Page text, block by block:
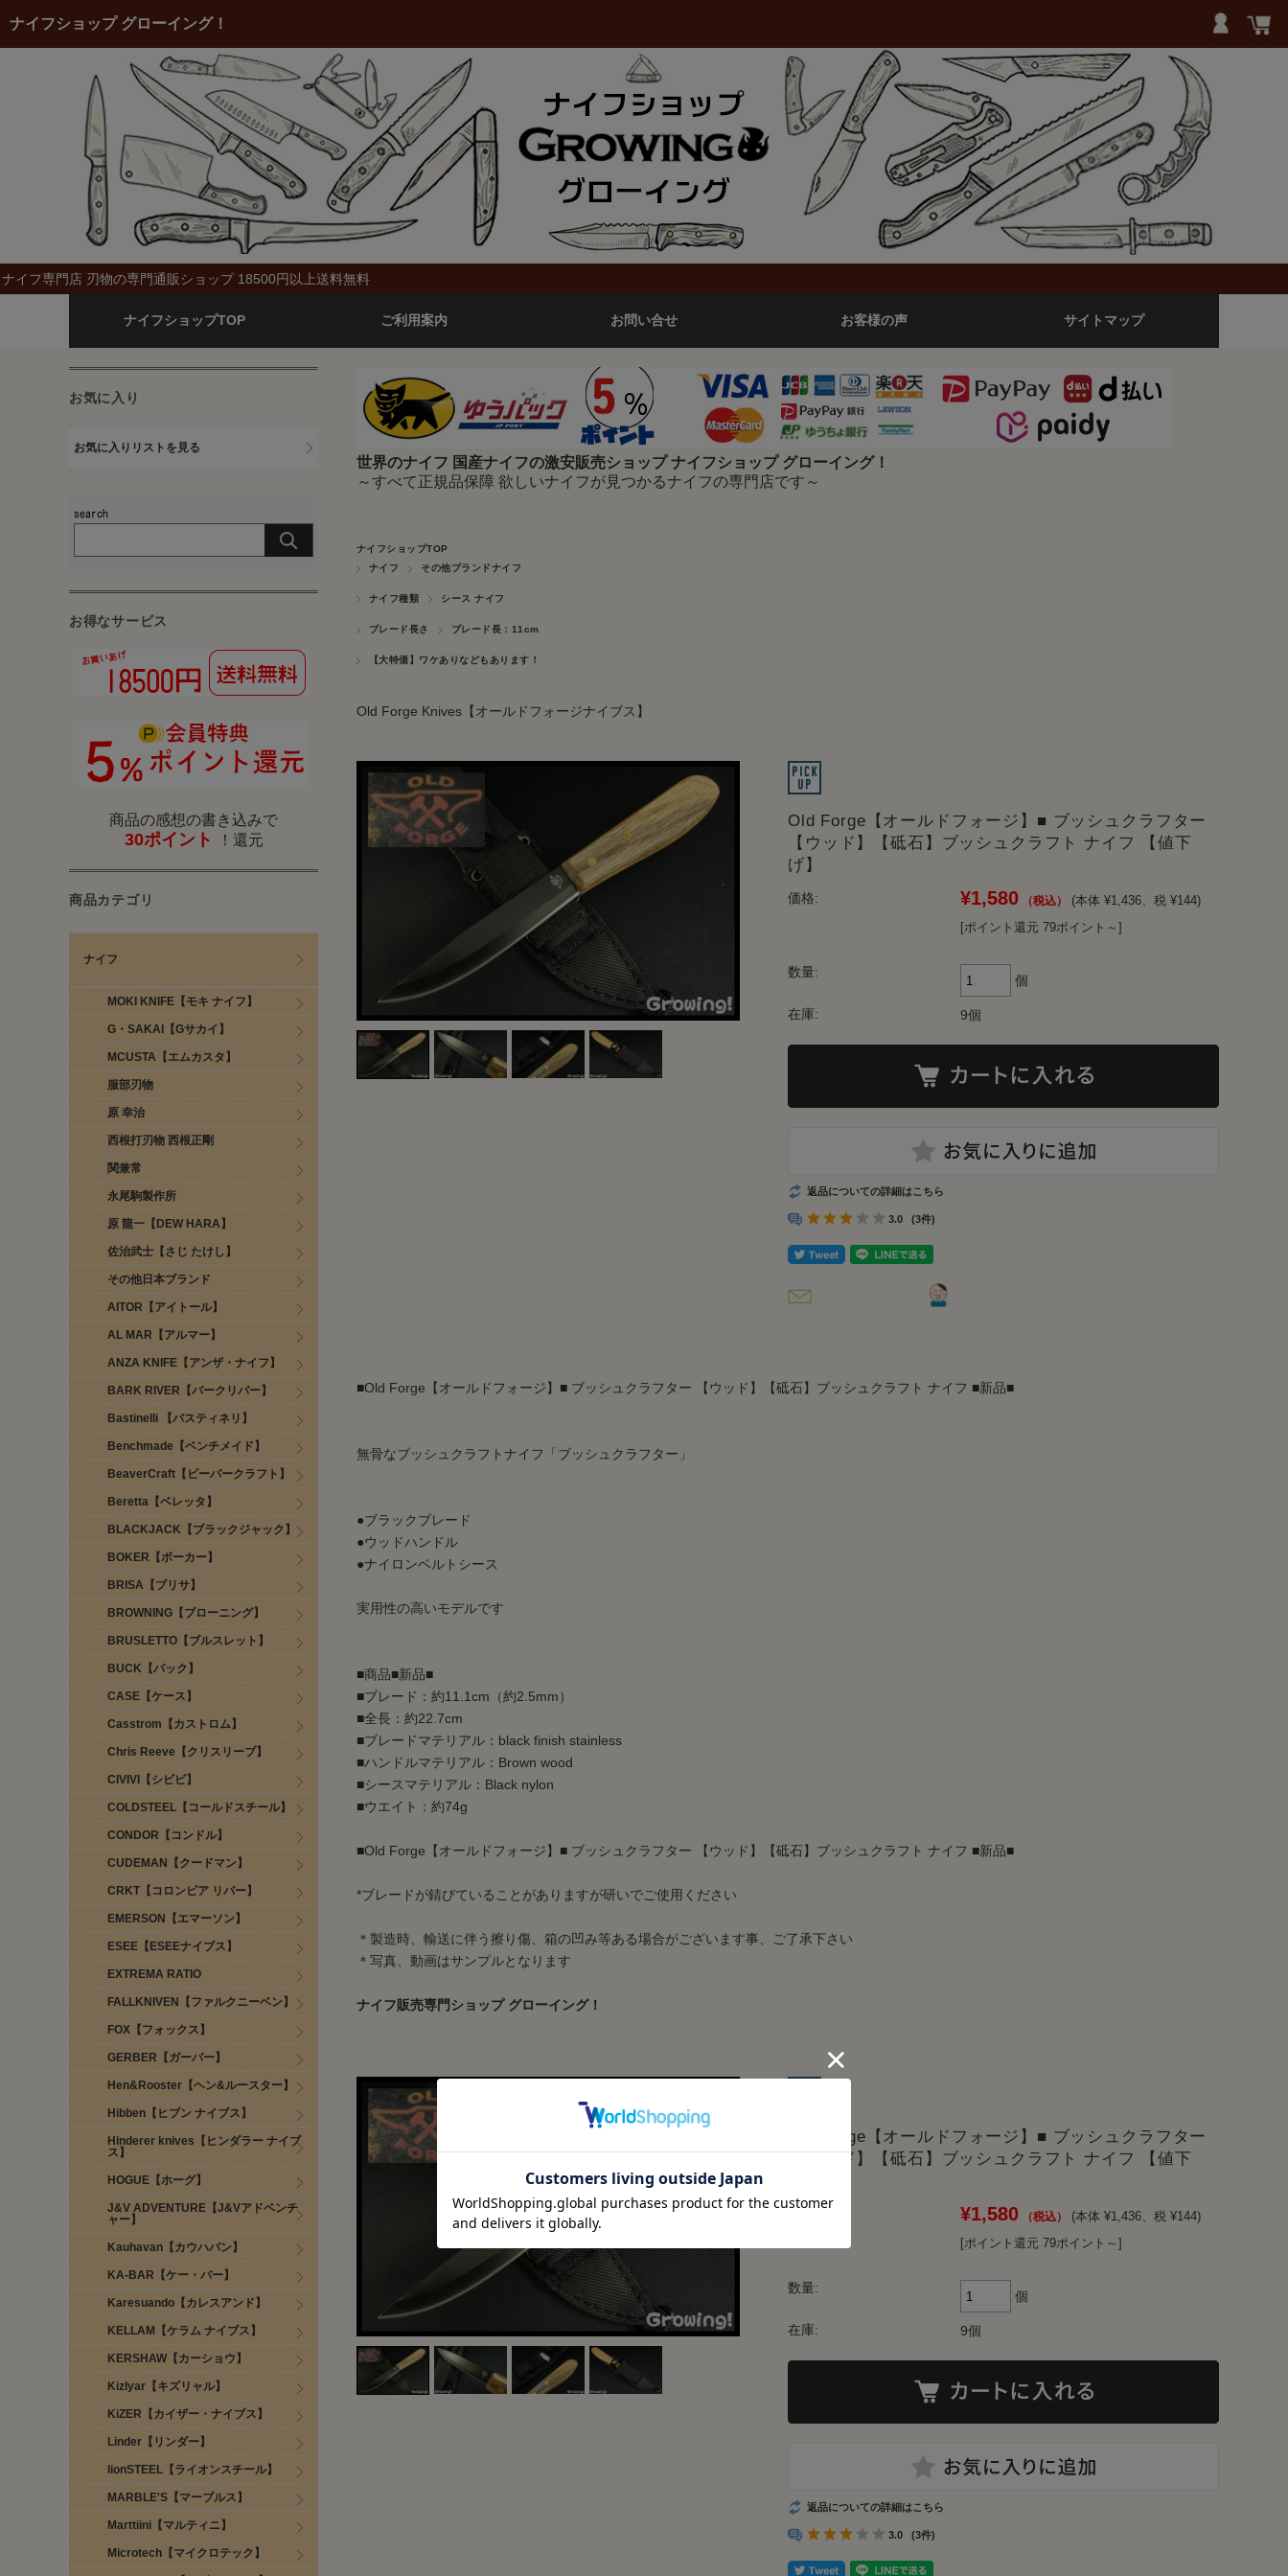
ナイフショップ グローイング！
ナイフ専門店 刃物の専門通販ショップ 18500円以上送料無料
ナイフショップTOP ご利用案内 お問い合せ お客様の声 サイトマップ
世界のナイフ 国産ナイフの激安販売ショップ ナイフショップ グローイング！
～すべて正規品保障 欲しいナイフが見つかるナイフの専門店です～
ナイフショップTOP
ナイフ
その他ブランドナイフ
ナイフ種類 シース ナイフ
ブレード長さ ブレード長：11cm
【大特価】ワケありなどもあります！
Old Forge Knives【オールドフォージナイブス】
Old Forge【オールドフォージ】■ ブッシュクラフター
【ウッド】【砥石】ブッシュクラフト ナイフ 【値下
げ】
価格: ¥1,580
(本体 ¥1,436、税 ¥144)
[ポイント還元 79ポイント～]
数量:
個
在庫: 9個
返品についての詳細はこちら
3.0 (3件)
■Old Forge【オールドフォージ】■ ブッシュクラフター 【ウッド】【砥石】ブッシュクラフト ナイフ ■新品■
無骨なブッシュクラフトナイフ「ブッシュクラフター」
●ブラックブレード
●ウッドハンドル
●ナイロンベルトシース
実用性の高いモデルです
■商品■新品■
■ブレード：約11.1cm（約2.5mm）
■全長：約22.7cm
■ブレードマテリアル：black finish stainless
■ハンドルマテリアル：Brown wood
■シースマテリアル：Black nylon
■ウエイト：約74g
■Old Forge【オールドフォージ】■ ブッシュクラフター 【ウッド】【砥石】ブッシュクラフト ナイフ ■新品■
*ブレードが錆びていることがありますが研いでご使用ください
＊製造時、輸送に伴う擦り傷、箱の凹み等ある場合がございます事、ご了承下さい
＊写真、動画はサンプルとなります
ナイフ販売専門ショップ グローイング！
Old Forge【オールドフォージ】■ ブッシュクラフター
【ウッド】【砥石】ブッシュクラフト ナイフ 【値下
¥1,580
(本体 ¥1,436、税 ¥144)
[ポイント還元 79ポイント～]
数量:
個
在庫: 9個
返品についての詳細はこちら
3.0 (3件)
お気に入り
お気に入りリストを見る
お得なサービス
商品の感想の書き込みで
30ポイント ！還元
商品カテゴリ
ナイフ
MOKI KNIFE【モキ ナイフ】
G・SAKAI【Gサカイ】
MCUSTA【エムカスタ】
服部刃物
原 幸治
西根打刃物 西根正剛
関兼常
永尾駒製作所
原 龍一【DEW HARA】
佐治武士【さじ たけし】
その他日本ブランド
AITOR【アイトール】
AL MAR【アルマー】
ANZA KNIFE【アンザ・ナイフ】
BARK RIVER【バークリバー】
Bastinelli 【バスティネリ】
Benchmade【ベンチメイド】
BeaverCraft【ビーバークラフト】
Beretta【ベレッタ】
BLACKJACK【ブラックジャック】
BOKER【ボーカー】
BRISA【ブリサ】
BROWNING【ブローニング】
BRUSLETTO【ブルスレット】
BUCK【バック】
CASE【ケース】
Casstrom【カストロム】
Chris Reeve【クリスリーブ】
CIVIVI【シビビ】
COLDSTEEL【コールドスチール】
CONDOR【コンドル】
CUDEMAN【クードマン】
CRKT【コロンビア リバー】
EMERSON【エマーソン】
ESEE【ESEEナイブス】
EXTREMA RATIO
FALLKNIVEN【ファルクニーベン】
FOX【フォックス】
GERBER【ガーバー】
Hen&Rooster【ヘン&ルースター】
Hibben【ヒブン ナイブス】
Hinderer knives【ヒンダラー ナイブ
ス】
HOGUE【ホーグ】
J&V ADVENTURE【J&Vアドベンチ
ャー】
Kauhavan【カウハバン】
KA-BAR【ケー・バー】
Karesuando【カレスアンド】
KELLAM【ケラム ナイブス】
KERSHAW【カーショウ】
Kizlyar【キズリャル】
KiZER【カイザー・ナイブス】
Linder【リンダー】
lionSTEEL【ライオンスチール】
MARBLE'S【マーブルス】
Marttiini【マルティニ】
Microtech【マイクロテック】